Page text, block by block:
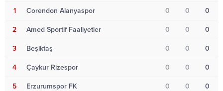
1 Corendon Alanyaspor 0 0 0
2 Amed Sportif Faaliyetler 0 0 0
3 Beşiktaş 0 0 0
4 Çaykur Rizespor 0 0 0
5 Erzurumspor FK 0 0 0